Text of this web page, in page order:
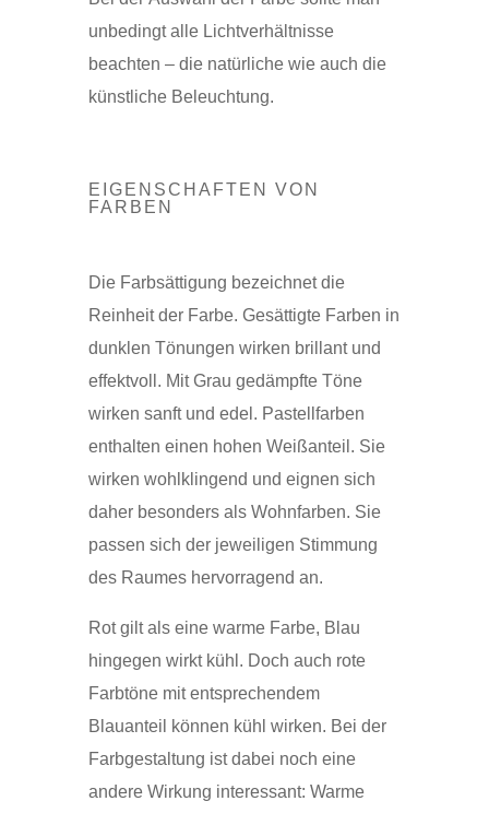
unbedingt alle Lichtverhältnisse
beachten – die natürliche wie auch die
künstliche Beleuchtung.
EIGENSCHAFTEN VON
FARBEN
Die Farbsättigung bezeichnet die
Reinheit der Farbe. Gesättigte Farben in
dunklen Tönungen wirken brillant und
effektvoll. Mit Grau gedämpfte Töne
wirken sanft und edel. Pastellfarben
enthalten einen hohen Weißanteil. Sie
wirken wohlklingend und eignen sich
daher besonders als Wohnfarben. Sie
passen sich der jeweiligen Stimmung
des Raumes hervorragend an.
Rot gilt als eine warme Farbe, Blau
hingegen wirkt kühl. Doch auch rote
Farbtöne mit entsprechendem
Blauanteil können kühl wirken. Bei der
Farbgestaltung ist dabei noch eine
andere Wirkung interessant: Warme